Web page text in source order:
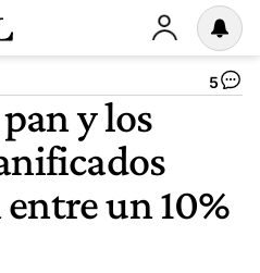
5
y los
un 10%